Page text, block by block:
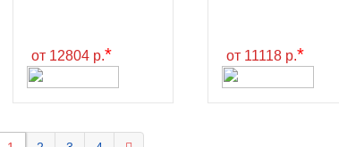
от 12804 р.* от 11118 р.*